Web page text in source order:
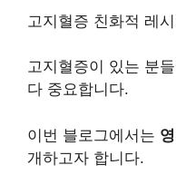
고지혈증 친화적 레
고지혈증이 있는 분
다 중요합니다.
이번 블로그에서는
개하고자 합니다.